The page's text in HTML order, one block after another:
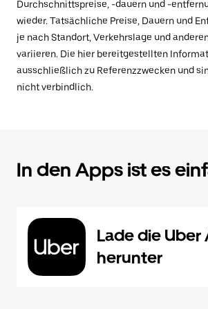
Durchschnittspreise, -dauern und -
wieder. Tatsächliche Preise, Dauern und
je nach Standort, Verkehrslage und
variieren. Die hier bereitgestellten
ausschließlich zu Referenzzwecken und
nicht verbindlich.
In den Apps ist es
Lade die Uber
herunter